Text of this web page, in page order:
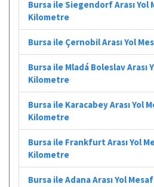
Bursa ile Siegendorf Arası Yol
Kilometre
Bursa ile Çernobil Arası Yol
Bursa ile Mladá Boleslav Arası
Kilometre
Bursa ile Karacabey Arası Yol
Kilometre
Bursa ile Frankfurt Arası Yol
Kilometre
Bursa ile Adana Arası Yol